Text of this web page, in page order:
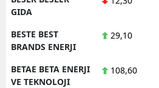
GIDA
BESTE BEST
BRANDS ENERJI
29,10
BETAE BETA ENERJI
VE TEKNOLOJI
108,60